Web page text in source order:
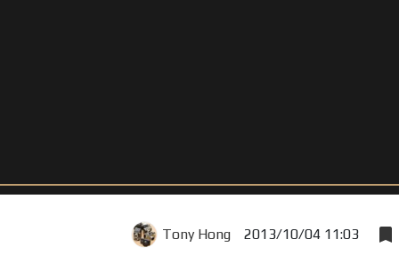
Tony Hong 2013/10/04 11:03